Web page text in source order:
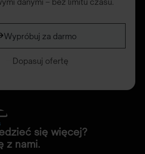
danymi – bez limitu czasu.
Wypróbuj za darmo
Dopasuj ofertę
się więcej?
z nami.